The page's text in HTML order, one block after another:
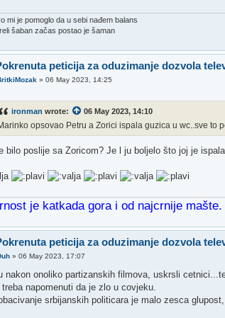
mi je pomoglo da u sebi nađem balans
šaban začas postao je šaman
peticija za oduzimanje dozvola
»06 May 2023, 14:25
ironman wrote: 06 May 2023, 14:10
opsovao Petru a Zorici ispala guzica u wc..sve to
bilo poslije sa Zoricom? Je l ju boljelo što joj je
je katkada gora i od najcrnije mašte.
peticija za oduzimanje dozvola
»06 May 2023, 17:07
nakon onoliko partizanskih filmova, uskrsli
napomenuti da je zlo u covjeku.
srbijanskih politicara je malo zesca